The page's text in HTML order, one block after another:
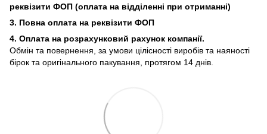
реквізити ФОП (оплата на відділенні при отриманні)
3. Повна оплата на реквізити ФОП
4. Оплата на розрахунковий рахунок компанії.
Обмін та повернення, за умови цілісності виробів та наяності
бірок та оригінального пакування, протягом 14 днів.